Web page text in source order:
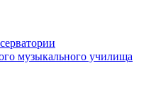
музыкального училища